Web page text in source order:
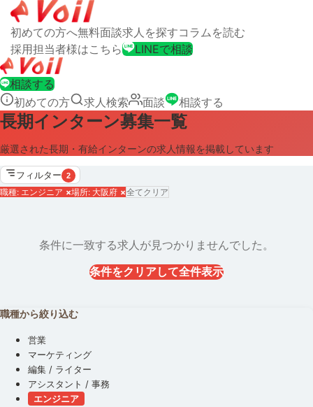
初めての方へ無料面談求人を探すコラムを読む
採用担当者様はこちら
LINEで相談
相談する
初めての方
求人検索 面談 相談する
長期インターン募集一覧
厳選された長期・有給インターンの求人情報を掲載しています
フィルター 2
職種: エンジニア ×場所: 大阪府 ×全てクリア
条件に一致する求人が見つかりませんでした。
条件をクリアして全件表示
職種から絞り込む
営業
マーケティング
編集 / ライター
アシスタント / 事務
エンジニア